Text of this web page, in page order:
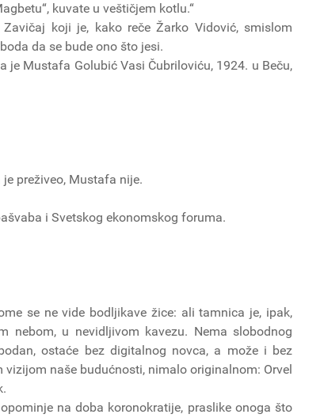
kuvate u veštičjem kotlu.“
koji je, kako reče Žarko Vidović, smislom
da se bude ono što jesi.
Mustafa Golubić Vasi Čubriloviću, 1924. u Beču,
preživeo, Mustafa nije.
i Svetskog ekonomskog foruma.
se ne vide bodljikave žice: ali tamnica je, ipak,
nebom, u nevidljivom kavezu. Nema slobodnog
ostaće bez digitalnog novca, a može i bez
naše budućnosti, nimalo originalnom: Orvel
na doba koronokratije, praslike onoga što